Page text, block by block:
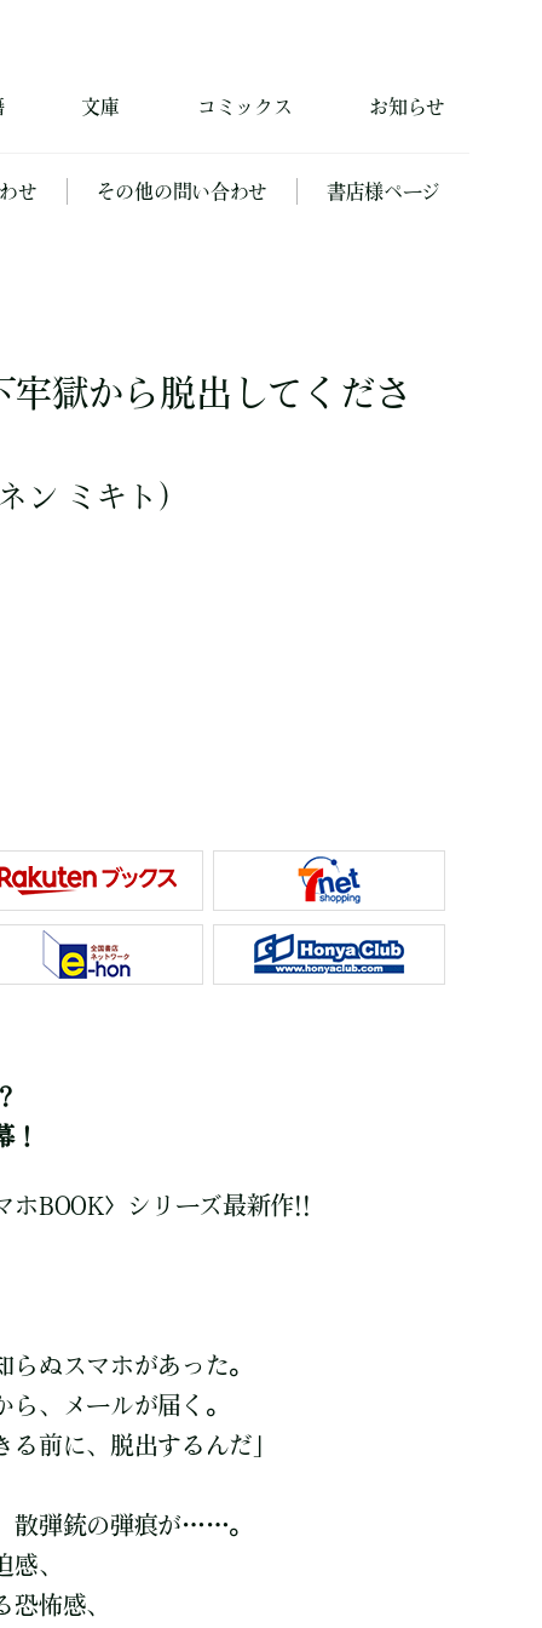
文庫 コミックス お知らせ
せ その他の問い合わせ 書店様ページ
牢獄から脱出してくださ
ン ミキト）
！
ホBOOK〉シリーズ最新作!!
ぬスマホがあった。
、メールが届く。
前に、脱出するんだ」
散弾銃の弾痕が……。
、
怖感、